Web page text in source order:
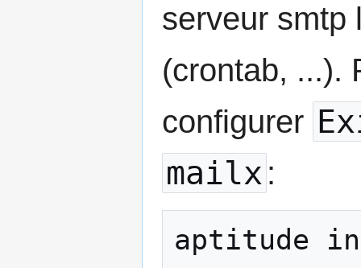
serveur smtp
(crontab, ...).
configurer
mailx :